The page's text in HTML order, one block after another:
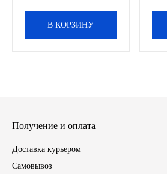
РОСНЕФТЬ
Автозапчасти
В КОРЗИНУ
Получение и оплата
Доставка курьером
Самовывоз